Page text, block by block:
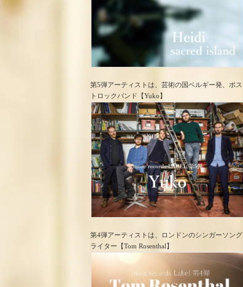
第5弾アーティストは、芸術の国ベルギー発、ポス
トロック​バンド【Yuko】
第4弾アーティストは、ロンドンのシンガーソング
ライター【Tom Rosenthal】